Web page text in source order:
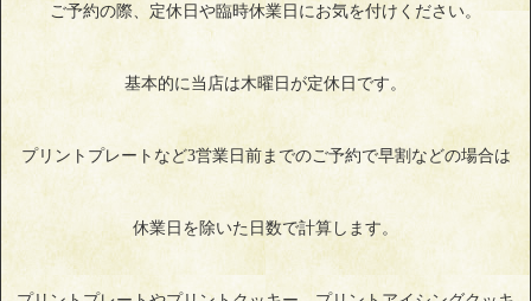
ご予約の際、定休日や臨時休業日にお気を付けください。
基本的に当店は木曜日が定休日です。
プリントプレートなど3営業日前までのご予約で早割などの場合は
休業日を除いた日数で計算します。